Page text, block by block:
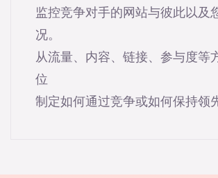
监控竞争对手的网站与彼此以及
况。
从流量、内容、链接、参与度等
位
制定如何通过竞争或如何保持领